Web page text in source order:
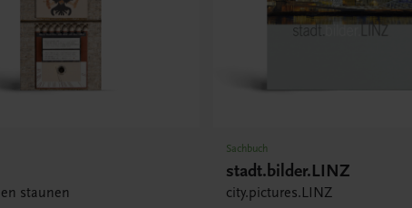
staunen
Sachbuch
stadt.bilder.LINZ
city.pictures.LINZ